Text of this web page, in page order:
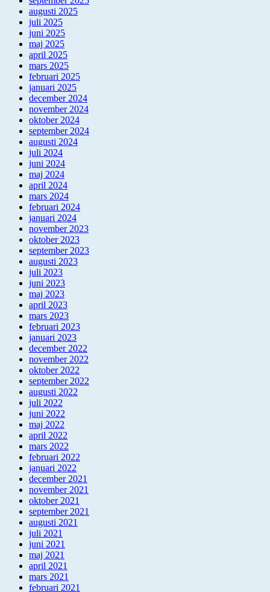
augusti 2025
juli 2025
juni 2025
maj 2025
april 2025
mars 2025
februari 2025
januari 2025
december 2024
november 2024
oktober 2024
september 2024
augusti 2024
juli 2024
juni 2024
maj 2024
april 2024
mars 2024
februari 2024
januari 2024
november 2023
oktober 2023
september 2023
augusti 2023
juli 2023
juni 2023
maj 2023
april 2023
mars 2023
februari 2023
januari 2023
december 2022
november 2022
oktober 2022
september 2022
augusti 2022
juli 2022
juni 2022
maj 2022
april 2022
mars 2022
februari 2022
januari 2022
december 2021
november 2021
oktober 2021
september 2021
augusti 2021
juli 2021
juni 2021
maj 2021
april 2021
mars 2021
februari 2021